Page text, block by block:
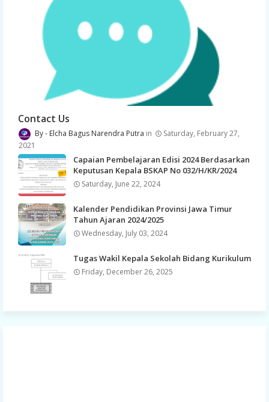
Contact Us
Elcha Bagus Narendra Putra
Saturday, February 27,
2021
Capaian Pembelajaran Edisi 2024 Berdasarkan
Keputusan Kepala BSKAP No 032/H/KR/2024
Saturday, June 22, 2024
Kalender Pendidikan Provinsi Jawa Timur
Tahun Ajaran 2024/2025
Wednesday, July 03, 2024
Tugas Wakil Kepala Sekolah Bidang Kurikulum
Friday, December 26, 2025